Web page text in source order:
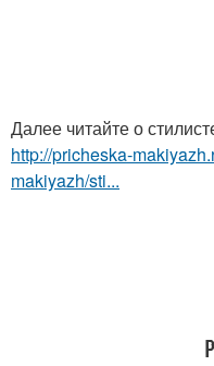
Далее читайте о
http://pricheska-
makiyazh/sti...